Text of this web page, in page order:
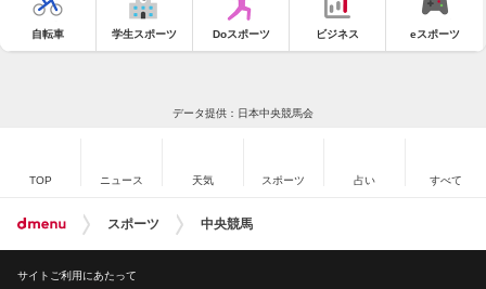
自転車 学生スポーツ Doスポーツ ビジネス eスポーツ
データ提供：日本中央競馬会
TOP ニュース 天気 スポーツ 占い すべて
スポーツ 中央競馬
サイトご利用にあたって